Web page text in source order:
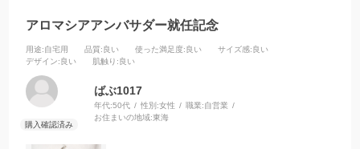
アロマシアアンバサダー就任記念
用途:自宅用 品質:良い 使った満足度:良い サイズ感:良い
デザイン:良い 肌触り :良い
ばぶ1017
年代:50代 性別:女性 職業:自営業
お住まいの地域:東海